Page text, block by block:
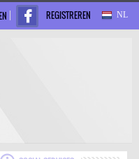
REGISTREREN NL